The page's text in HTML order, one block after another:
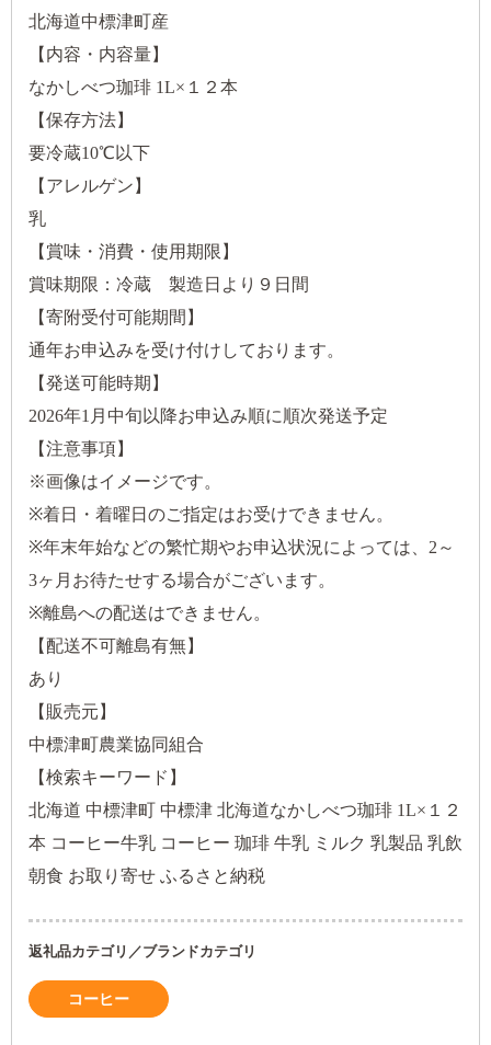
北海道中標津町産
【内容・内容量】
なかしべつ珈琲 1L×１２本
【保存方法】
要冷蔵10℃以下
【アレルゲン】
乳
【賞味・消費・使用期限】
賞味期限：冷蔵 製造日より９日間
【寄附受付可能期間】
通年お申込みを受け付けしております。
【発送可能時期】
2026年1月中旬以降お申込み順に順次発送予定
【注意事項】
※画像はイメージです。
※着日・着曜日のご指定はお受けできません。
※年末年始などの繁忙期やお申込状況によっては、2～
3ヶ月お待たせする場合がございます。
※離島への配送はできません。
【配送不可離島有無】
あり
【販売元】
中標津町農業協同組合
【検索キーワード】
北海道 中標津町 中標津 北海道なかしべつ珈琲 1L×１２
本 コーヒー牛乳 コーヒー 珈琲 牛乳 ミルク 乳製品 乳飲
朝食 お取り寄せ ふるさと納税
返礼品カテゴリ／ブランドカテゴリ
コーヒー